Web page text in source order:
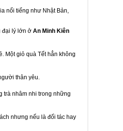
nổi tiếng như Nhật Bản,
đại lý lớn ở An Minh Kiên
Một giỏ quà Tết hẳn không
thân yêu.
trà nhâm nhi trong những
nhưng nếu là đối tác hay